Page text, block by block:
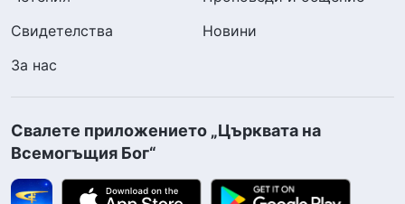
Свидетелства
Новини
За нас
Свалете приложението „Църквата на
Всемогъщия Бог“